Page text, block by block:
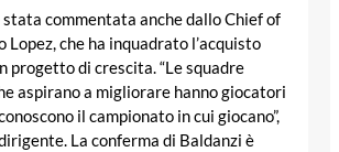
stata commentata anche dallo Chief of
Lopez, che ha inquadrato l’acquisto
progetto di crescita. “Le squadre
aspirano a migliorare hanno giocatori
il campionato in cui giocano”,
La conferma di Baldanzi è